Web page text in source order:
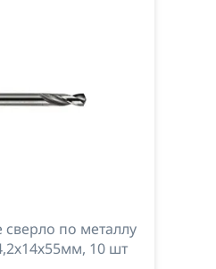
сверлo по металлу
10 шт